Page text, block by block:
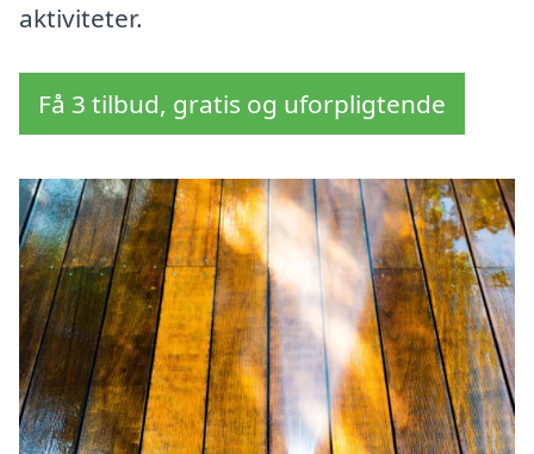
aktiviteter.
Få 3 tilbud, gratis og uforpligtende